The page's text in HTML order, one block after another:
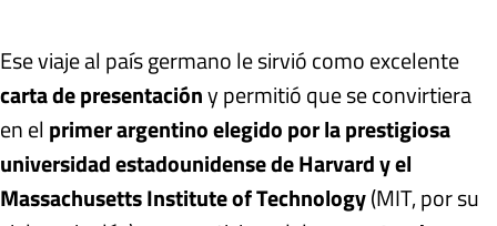
Ese viaje al país germano le sirvió como excelente
carta de presentacióny permitió que se convirtiera
en el primer argentino elegido por la prestigiosa
universidad estadounidense de Harvard y el
Massachusetts Institute of Technology(MIT, por su